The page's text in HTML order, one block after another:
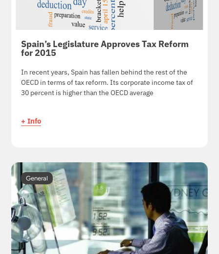
Spain’s Legislature Approves Tax Reform
for 2015
In recent years, Spain has fallen behind the rest of the
OECD in terms of tax reform. Its corporate income tax of
30 percent is higher than the OECD average
+ Info
General